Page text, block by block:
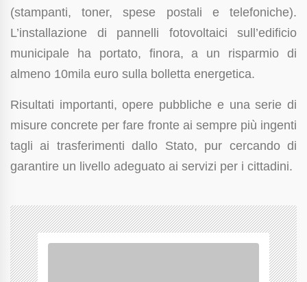
(stampanti, toner, spese postali e telefoniche).
L’installazione di pannelli fotovoltaici sull’edificio
municipale ha portato, finora, a un risparmio di
almeno 10mila euro sulla bolletta energetica.
Risultati importanti, opere pubbliche e una serie di
misure concrete per fare fronte ai sempre più ingenti
tagli ai trasferimenti dallo Stato, pur cercando di
garantire un livello adeguato ai servizi per i cittadini.